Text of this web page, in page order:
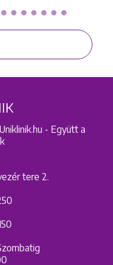
- Együtt a
tere 2.